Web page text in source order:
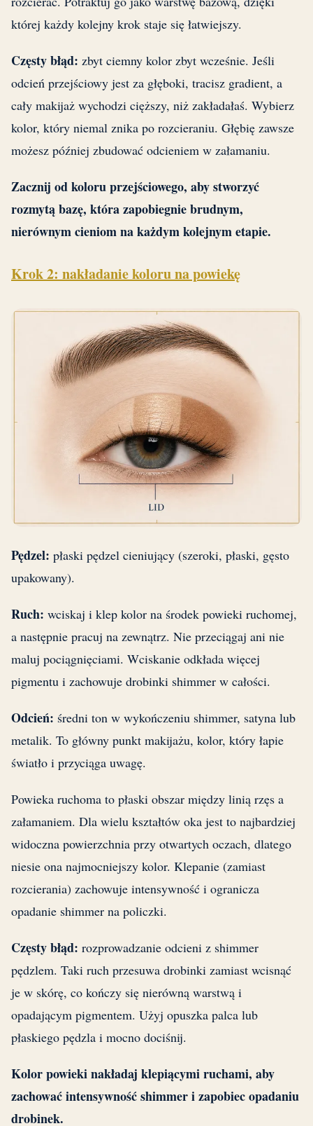
której każdy kolejny krok staje się łatwiejszy.
Częsty błąd: zbyt ciemny kolor zbyt wcześnie. Jeśli
odcień przejściowy jest za głęboki, tracisz gradient, a
cały makijaż wychodzi cięższy, niż zakładałaś. Wybierz
kolor, który niemal znika po rozcieraniu. Głębię zawsze
możesz później zbudować odcieniem w załamaniu.
Zacznij od koloru przejściowego, aby stworzyć
rozmytą bazę, która zapobiegnie brudnym,
nierównym cieniom na każdym kolejnym etapie.
Krok 2: nakładanie koloru na powiekę
Pędzel: płaski pędzel cieniujący (szeroki, płaski, gęsto
upakowany).
Ruch: wciskaj i klep kolor na środek powieki ruchomej,
a następnie pracuj na zewnątrz. Nie przeciągaj ani nie
maluj pociągnięciami. Wciskanie odkłada więcej
pigmentu i zachowuje drobinki shimmer w całości.
Odcień: średni ton w wykończeniu shimmer, satyna lub
metalik. To główny punkt makijażu, kolor, który łapie
światło i przyciąga uwagę.
Powieka ruchoma to płaski obszar między linią rzęs a
załamaniem. Dla wielu kształtów oka jest to najbardziej
widoczna powierzchnia przy otwartych oczach, dlatego
niesie ona najmocniejszy kolor. Klepanie (zamiast
rozcierania) zachowuje intensywność i ogranicza
opadanie shimmer na policzki.
Częsty błąd: rozprowadzanie odcieni z shimmer
pędzlem. Taki ruch przesuwa drobinki zamiast wcisnąć
je w skórę, co kończy się nierówną warstwą i
opadającym pigmentem. Użyj opuszka palca lub
płaskiego pędzla i mocno dociśnij.
Kolor powieki nakładaj klepiącymi ruchami, aby
zachować intensywność shimmer i zapobiec opadaniu
drobinek.